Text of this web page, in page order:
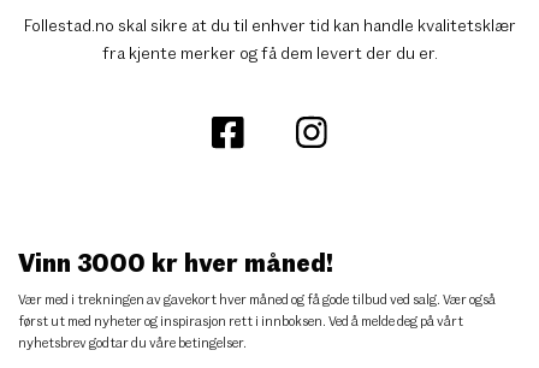
Follestad.no skal sikre at du til enhver tid kan handle kvalitetsklær
fra kjente merker og få dem levert der du er.
Vinn 3000 kr hver måned!
Vær med i trekningen av gavekort hver måned og få gode tilbud ved salg. Vær også
først ut med nyheter og inspirasjon rett i innboksen. Ved å melde deg på vårt
nyhetsbrev godtar du våre betingelser.